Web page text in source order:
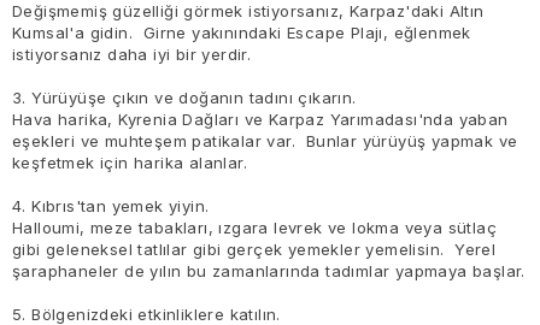
Değişmemiş güzelliği görmek istiyorsanız, Karpaz'daki Altın
Kumsal'a gidin. Girne yakınındaki Escape Plajı, eğlenmek
istiyorsanız daha iyi bir yerdir.
3. Yürüyüşe çıkın ve doğanın tadını çıkarın.
Hava harika, Kyrenia Dağları ve Karpaz Yarımadası'nda yaban
eşekleri ve muhteşem patikalar var. Bunlar yürüyüş yapmak ve
keşfetmek için harika alanlar.
4. Kıbrıs'tan yemek yiyin.
Halloumi, meze tabakları, ızgara levrek ve lokma veya sütlaç
gibi geleneksel tatlılar gibi gerçek yemekler yemelisin. Yerel
şaraphaneler de yılın bu zamanlarında tadımlar yapmaya başlar.
5. Bölgenizdeki etkinliklere katılın.